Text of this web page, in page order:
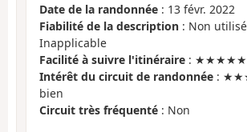
Date de la randonnée : 13 févr. 2022
Fiabilité de la description : Non
Inapplicable
Facilité à suivre l'itinéraire : ★★★★★
Intérêt du circuit de randonnée :
bien
Circuit très fréquenté : Non